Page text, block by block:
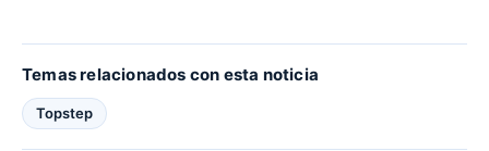
Temas relacionados con esta noticia
Topstep